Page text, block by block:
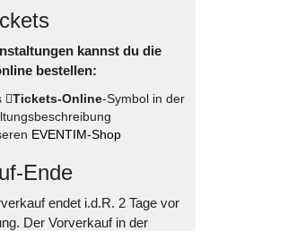
kannst du die
bestellen:
Tickets-Online-Symbol in der
EVENTIM-Shop
Ende
endet i.d.R. 2 Tage vor
Der Vorverkauf in der